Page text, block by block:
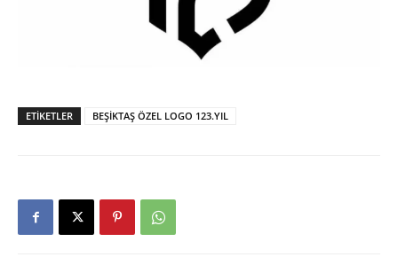
ETIKETLER BEŞİKTAŞ ÖZEL LOGO 123.YIL